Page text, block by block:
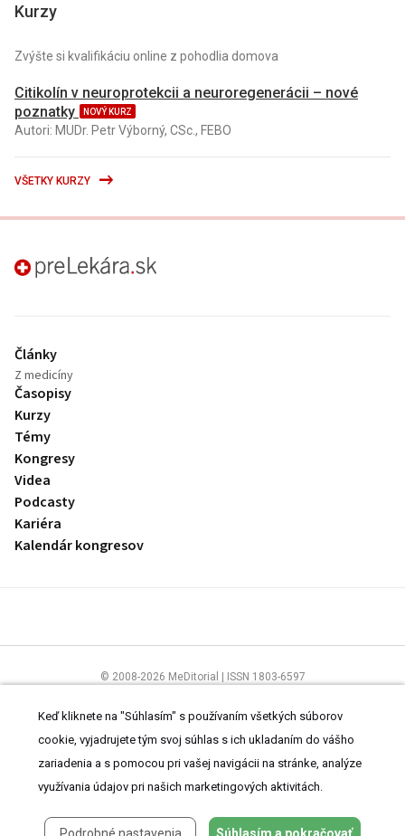
Kurzy
Zvýšte si kvalifikáciu online z pohodlia domova
Citikolín v neuroprotekcii a neuroregenerácii – nové
poznatky
NOVÝ KURZ
Autori: MUDr. Petr Výborný, CSc., FEBO
VŠETKY KURZY
preLekára.sk
Články
Z medicíny
Časopisy
Kurzy
Témy
Kongresy
Videa
Podcasty
Kariéra
Kalendár kongresov
© 2008-2026 MeDitorial | ISSN 1803-6597
ČítajteprehlásenieaZásady spracovania osobných údajov
Keď kliknete na "Súhlasím" s používaním všetkých súborov
cookie, vyjadrujete tým svoj súhlas s ich ukladaním do vášho
zariadenia a s pomocou pri vašej navigácii na stránke, analýze
využívania údajov pri našich marketingových aktivitách.